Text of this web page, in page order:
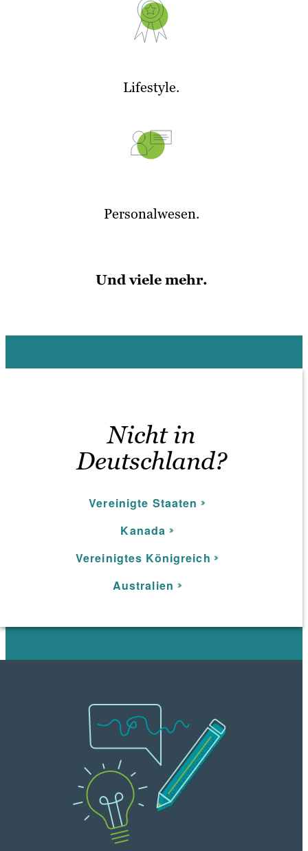
Lifestyle.
Personalwesen.
Und viele mehr.
Nicht in
Deutschland?
Vereinigte Staaten
Kanada
Vereinigtes Königreich
Australien